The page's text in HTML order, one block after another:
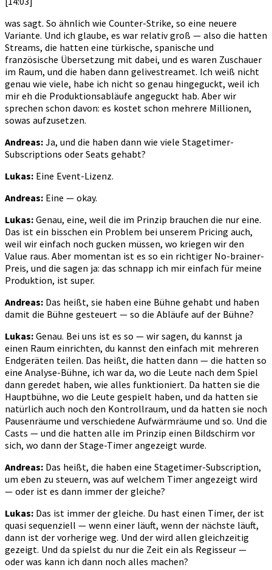
was sagt. So ähnlich wie Counter-Strike, so eine neuere
Variante. Und ich glaube, es war relativ groß — also die hatten
Streams, die hatten eine türkische, spanische und
französische Übersetzung mit dabei, und es waren Zuschauer
im Raum, und die haben dann gelivestreamet. Ich weiß nicht
genau wie viele, habe ich nicht so genau hingeguckt, weil ich
mir eh die Produktionsabläufe angeguckt hab. Aber wir
sprechen schon davon: es kostet schon mehrere Millionen,
sowas aufzusetzen.
Andreas: Ja, und die haben dann wie viele Stagetimer-
Subscriptions oder Seats gehabt?
Lukas: Eine Event-Lizenz.
Andreas: Eine — okay.
Lukas: Genau, eine, weil die im Prinzip brauchen die nur eine.
Das ist ein bisschen ein Problem bei unserem Pricing auch,
weil wir einfach noch gucken müssen, wo kriegen wir den
Value raus. Aber momentan ist es so ein richtiger No-brainer-
Preis, und die sagen ja: das schnapp ich mir einfach für meine
Produktion, ist super.
Andreas: Das heißt, sie haben eine Bühne gehabt und haben
damit die Bühne gesteuert — so die Abläufe auf der Bühne?
Lukas: Genau. Bei uns ist es so — wir sagen, du kannst ja
einen Raum einrichten, du kannst den einfach mit mehreren
Endgeräten teilen. Das heißt, die hatten dann — die hatten so
eine Analyse-Bühne, ich war da, wo die Leute nach dem Spiel
dann geredet haben, wie alles funktioniert. Da hatten sie die
Hauptbühne, wo die Leute gespielt haben, und da hatten sie
natürlich auch noch den Kontrollraum, und da hatten sie noch
Pausenräume und verschiedene Aufwärmräume und so. Und die
Casts — und die hatten alle im Prinzip einen Bildschirm vor
sich, wo dann der Stage-Timer angezeigt wurde.
Andreas: Das heißt, die haben eine Stagetimer-Subscription,
um eben zu steuern, was auf welchem Timer angezeigt wird
— oder ist es dann immer der gleiche?
Lukas: Das ist immer der gleiche. Du hast einen Timer, der ist
quasi sequenziell — wenn einer läuft, wenn der nächste läuft,
dann ist der vorherige weg. Und der wird allen gleichzeitig
gezeigt. Und da spielst du nur die Zeit ein als Regisseur —
oder was kann ich dann noch alles machen?